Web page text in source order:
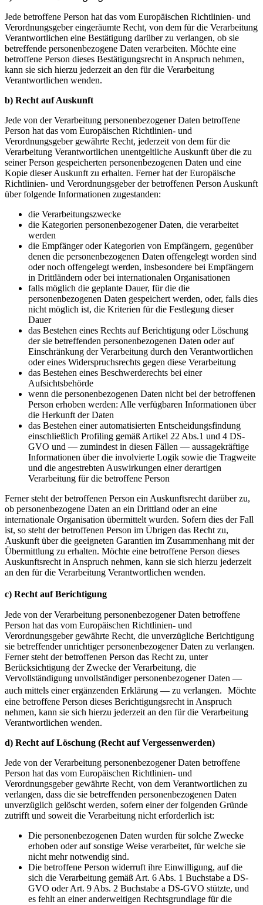
Jede betroffene Person hat das vom Europäischen Richtlinien- und
Verordnungsgeber eingeräumte Recht, von dem für die Verarbeitung
Verantwortlichen eine Bestätigung darüber zu verlangen, ob sie
betreffende personenbezogene Daten verarbeiten. Möchte eine
betroffene Person dieses Bestätigungsrecht in Anspruch nehmen,
kann sie sich hierzu jederzeit an den für die Verarbeitung
Verantwortlichen wenden.
b) Recht auf Auskunft
Jede von der Verarbeitung personenbezogener Daten betroffene
Person hat das vom Europäischen Richtlinien- und
Verordnungsgeber gewährte Recht, jederzeit von dem für die
Verarbeitung Verantwortlichen unentgeltliche Auskunft über die zu
seiner Person gespeicherten personenbezogenen Daten und eine
Kopie dieser Auskunft zu erhalten. Ferner hat der Europäische
Richtlinien- und Verordnungsgeber der betroffenen Person Auskunft
über folgende Informationen zugestanden:
die Verarbeitungszwecke
die Kategorien personenbezogener Daten, die verarbeitet
werden
die Empfänger oder Kategorien von Empfängern, gegenüber
denen die personenbezogenen Daten offengelegt worden sind
oder noch offengelegt werden, insbesondere bei Empfängern
in Drittländern oder bei internationalen Organisationen
falls möglich die geplante Dauer, für die die
personenbezogenen Daten gespeichert werden, oder, falls dies
nicht möglich ist, die Kriterien für die Festlegung dieser
Dauer
das Bestehen eines Rechts auf Berichtigung oder Löschung
der sie betreffenden personenbezogenen Daten oder auf
Einschränkung der Verarbeitung durch den Verantwortlichen
oder eines Widerspruchsrechts gegen diese Verarbeitung
das Bestehen eines Beschwerderechts bei einer
Aufsichtsbehörde
wenn die personenbezogenen Daten nicht bei der betroffenen
Person erhoben werden: Alle verfügbaren Informationen über
die Herkunft der Daten
das Bestehen einer automatisierten Entscheidungsfindung
einschließlich Profiling gemäß Artikel 22 Abs.1 und 4 DS-
GVO und — zumindest in diesen Fällen — aussagekräftige
Informationen über die involvierte Logik sowie die Tragweite
und die angestrebten Auswirkungen einer derartigen
Verarbeitung für die betroffene Person
Ferner steht der betroffenen Person ein Auskunftsrecht darüber zu,
ob personenbezogene Daten an ein Drittland oder an eine
internationale Organisation übermittelt wurden. Sofern dies der Fall
ist, so steht der betroffenen Person im Übrigen das Recht zu,
Auskunft über die geeigneten Garantien im Zusammenhang mit der
Übermittlung zu erhalten. Möchte eine betroffene Person dieses
Auskunftsrecht in Anspruch nehmen, kann sie sich hierzu jederzeit
an den für die Verarbeitung Verantwortlichen wenden.
c) Recht auf Berichtigung
Jede von der Verarbeitung personenbezogener Daten betroffene
Person hat das vom Europäischen Richtlinien- und
Verordnungsgeber gewährte Recht, die unverzügliche Berichtigung
sie betreffender unrichtiger personenbezogener Daten zu verlangen.
Ferner steht der betroffenen Person das Recht zu, unter
Berücksichtigung der Zwecke der Verarbeitung, die
Vervollständigung unvollständiger personenbezogener Daten —
auch mittels einer ergänzenden Erklärung — zu verlangen. Möchte
eine betroffene Person dieses Berichtigungsrecht in Anspruch
nehmen, kann sie sich hierzu jederzeit an den für die Verarbeitung
Verantwortlichen wenden.
d) Recht auf Löschung (Recht auf Vergessenwerden)
Jede von der Verarbeitung personenbezogener Daten betroffene
Person hat das vom Europäischen Richtlinien- und
Verordnungsgeber gewährte Recht, von dem Verantwortlichen zu
verlangen, dass die sie betreffenden personenbezogenen Daten
unverzüglich gelöscht werden, sofern einer der folgenden Gründe
zutrifft und soweit die Verarbeitung nicht erforderlich ist:
Die personenbezogenen Daten wurden für solche Zwecke
erhoben oder auf sonstige Weise verarbeitet, für welche sie
nicht mehr notwendig sind.
Die betroffene Person widerruft ihre Einwilligung, auf die
sich die Verarbeitung gemäß Art. 6 Abs. 1 Buchstabe a DS-
GVO oder Art. 9 Abs. 2 Buchstabe a DS-GVO stützte, und
es fehlt an einer anderweitigen Rechtsgrundlage für die